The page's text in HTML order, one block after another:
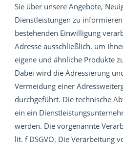
Sie über unsere Angebote,
Dienstleistungen zu
bestehenden Einwilligung
Adresse ausschließlich, um
eigene und ähnliche Produkte
Dabei wird die Adressierung
Vermeidung einer
durchgeführt. Die technische
ein ein
werden. Die vorgenannte
lit. f DSGVO. Die Verarbeitung